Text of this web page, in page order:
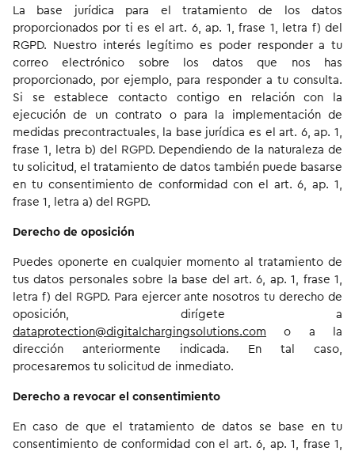
La base jurídica para el tratamiento de los datos
proporcionados por ti es el art. 6, ap. 1, frase 1, letra f) del
RGPD. Nuestro interés legítimo es poder responder a tu
correo electrónico sobre los datos que nos has
proporcionado, por ejemplo, para responder a tu consulta.
Si se establece contacto contigo en relación con la
ejecución de un contrato o para la implementación de
medidas precontractuales, la base jurídica es el art. 6, ap. 1,
frase 1, letra b) del RGPD. Dependiendo de la naturaleza de
tu solicitud, el tratamiento de datos también puede basarse
en tu consentimiento de conformidad con el art. 6, ap. 1,
frase 1, letra a) del RGPD.
Derecho de oposición
Puedes oponerte en cualquier momento al tratamiento de
tus datos personales sobre la base del art. 6, ap. 1, frase 1,
letra f) del RGPD. Para ejercer ante nosotros tu derecho de
oposición, dirígete a
dataprotection@digitalchargingsolutions.com o a la
dirección anteriormente indicada. En tal caso,
procesaremos tu solicitud de inmediato.
Derecho a revocar el consentimiento
En caso de que el tratamiento de datos se base en tu
consentimiento de conformidad con el art. 6, ap. 1, frase 1,